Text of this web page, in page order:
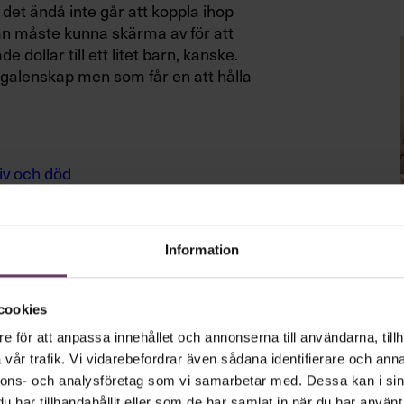
Information
för att anpassa innehållet och annonserna till användarna,
trafik. Vi vidarebefordrar även sådana identifierare och
och analysföretag som vi samarbetar med. Dessa kan i
ändå inte går att koppla ihop
måste kunna skärma av för att
dollar till ett litet barn, kanske.
men som får en att hålla
och död
och det rationella.
ett sätt, men låter man den kyliga
säger Johan von Schreeb.